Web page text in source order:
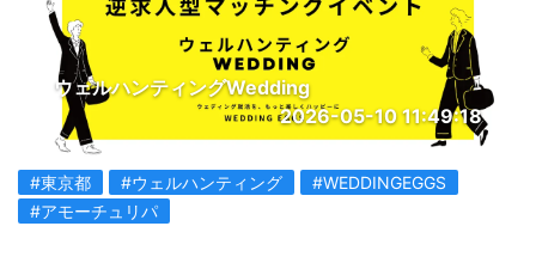
ウェルハンティングWedding
2026-05-10 11:49:18
#東京都 #ウェルハンティング
#WEDDINGEGGS
#アモーチュリパ